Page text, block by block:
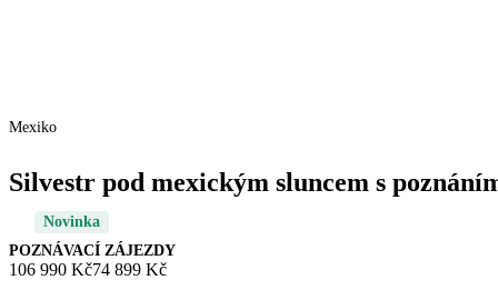
Mexiko
Silvestr pod mexickým sluncem s
Novinka
POZNÁVACÍ ZÁJEZDY
106 990 Kč74 899 Kč